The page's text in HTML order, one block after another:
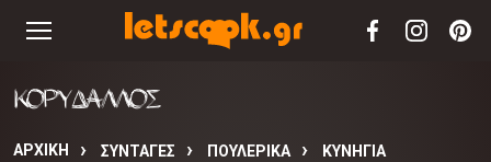
ΚΟΡΥΔΑΛΛΟΣ
ΑΡΧΙΚΉ ΣΥΝΤΑΓΈΣ ΠΟΥΛΕΡΙΚΑ
ΚΥΝΗΓΙΑ